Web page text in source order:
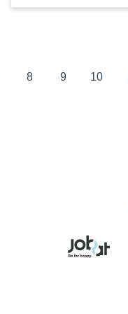
8 9 10